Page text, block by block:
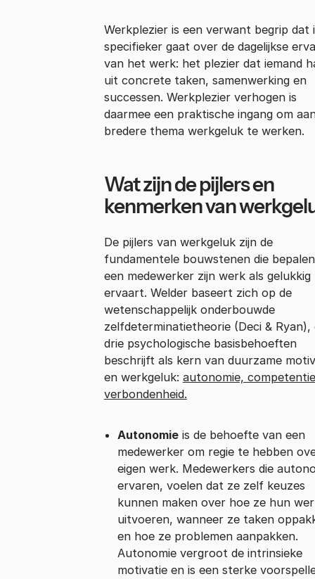
Werkplezier is een verwant begrip dat
specifieker gaat over de dagelijkse
van het werk: het plezier dat iemand
uit concrete taken, samenwerking en
successen. Werkplezier verhogen is
daarmee een praktische ingang om
bredere thema werkgeluk te werken.
Wat zijn de pijlers en
kenmerken van
De pijlers van werkgeluk zijn de
fundamentele bouwstenen die
een medewerker zijn werk als gelukkig
ervaart. Welder baseert zich op de
wetenschappelijk onderbouwde
zelfdeterminatietheorie (Deci & Ryan),
drie psychologische basisbehoeften
beschrijft als kern van duurzame
en werkgeluk: autonomie,
verbondenheid.
Autonomie is de behoefte van een
medewerker om regie te hebben
eigen werk. Medewerkers die
ervaren, voelen dat ze zelf keuzes
kunnen maken over hoe ze hun
uitvoeren, wanneer ze taken
en hoe ze problemen aanpakken.
Autonomie vergroot de intrinsieke
motivatie en is een sterke